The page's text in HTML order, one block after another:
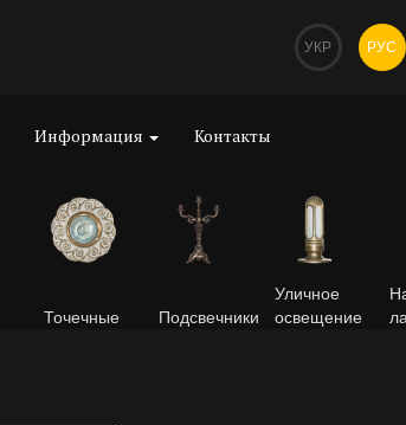
УКР РУС
Информация Контакты
Точечные Подсвечники
Уличное
освещение